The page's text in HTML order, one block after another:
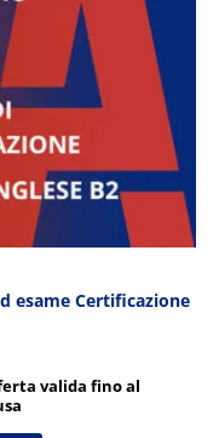
esame Certificazione
valida fino al